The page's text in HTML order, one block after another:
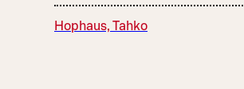
Hophaus, Tahko